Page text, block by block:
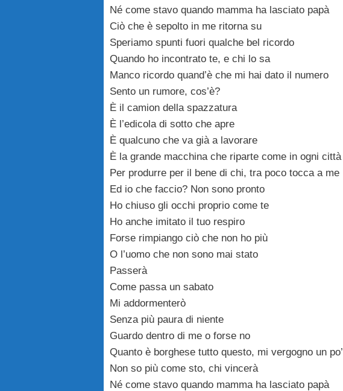
Né come stavo quando mamma ha lasciato papà
Ciò che è sepolto in me ritorna su
Speriamo spunti fuori qualche bel ricordo
Quando ho incontrato te, e chi lo sa
Manco ricordo quand’è che mi hai dato il numero
Sento un rumore, cos’è?
È il camion della spazzatura
È l’edicola di sotto che apre
È qualcuno che va già a lavorare
È la grande macchina che riparte come in ogni città
Per produrre per il bene di chi, tra poco tocca a me
Ed io che faccio? Non sono pronto
Ho chiuso gli occhi proprio come te
Ho anche imitato il tuo respiro
Forse rimpiango ciò che non ho più
O l’uomo che non sono mai stato
Passerà
Come passa un sabato
Mi addormenterò
Senza più paura di niente
Guardo dentro di me o forse no
Quanto è borghese tutto questo, mi vergogno un po’
Non so più come sto, chi vincerà
Né come stavo quando mamma ha lasciato papà